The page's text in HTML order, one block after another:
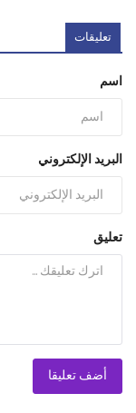
تعليقات
اسم
البريد الإلكتروني
تعليق
أضف تعليقا